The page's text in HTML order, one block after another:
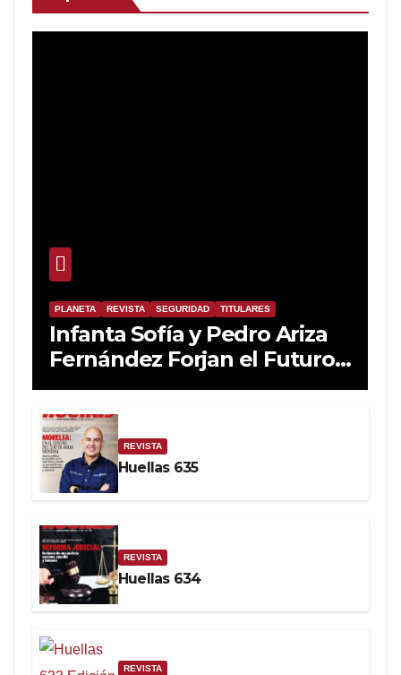
PLANETA REVISTA SEGURIDAD TITULARES
Infanta Sofía y Pedro Ariza
Fernández Forjan el Futuro
de la Soberanía Real
REVISTA
Huellas 635
REVISTA
Huellas 634
REVISTA